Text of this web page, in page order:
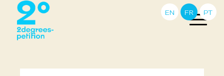
EN FR PT